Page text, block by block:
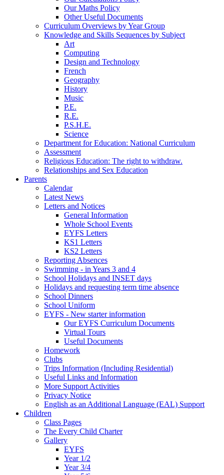
Our Maths Policy
Other Useful Documents
Curriculum Overviews by Year Group
Knowledge and Skills Sequences by Subject
Art
Computing
Design and Technology
French
Geography
History
Music
P.E.
R.E.
P.S.H.E.
Science
Department for Education: National Curriculum
Assessment
Religious Education: The right to withdraw.
Relationships and Sex Education
Parents
Calendar
Latest News
Letters and Notices
General Information
Whole School Events
EYFS Letters
KS1 Letters
KS2 Letters
Reporting Absences
Swimming - in Years 3 and 4
School Holidays and INSET days
Holidays and requesting term time absence
School Dinners
School Uniform
EYFS - New starter information
Our EYFS Curriculum Documents
Virtual Tours
Useful Documents
Homework
Clubs
Trips Information (Including Residential)
Useful Links and Information
More Support Activities
Privacy Notice
English as an Additional Language (EAL) Support
Children
Class Pages
The Every Child Charter
Gallery
EYFS
Year 1/2
Year 3/4